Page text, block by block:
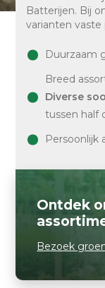
Batterijen. Bij
varianten vaste
Duurzaam
Breed
Diverse
tussen half
Persoonlijk
Ontdek
Bezoek